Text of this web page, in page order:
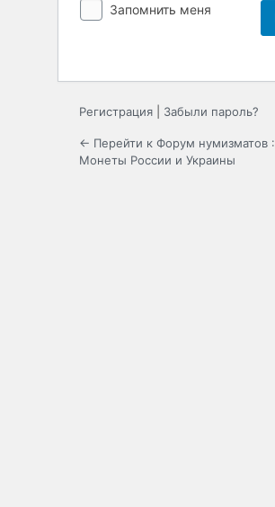
Запомнить меня
Регистрация Забыли пароль?
← Перейти к Форум нумизматов :
Монеты России и Украины